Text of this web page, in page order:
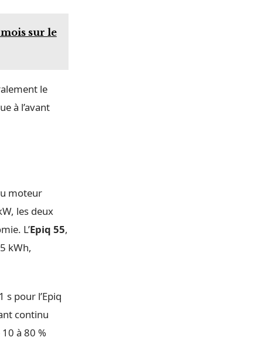
sur le
le
à l’avant
moteur
les deux
L’Epiq 55,
kWh,
s pour l’Epiq
continu
à 80 %